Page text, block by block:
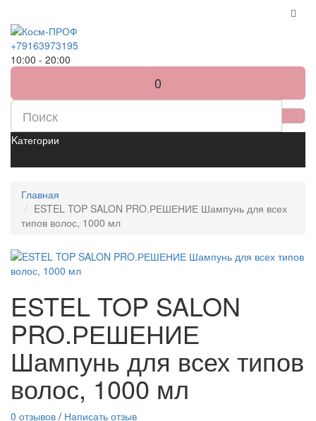
+79163973195
10:00 - 20:00
0
Kатегории
Главная
ESTEL TOP SALON PRO.РЕШЕНИЕ Шампунь для всех
типов волос, 1000 мл
ESTEL TOP SALON
PRO.РЕШЕНИЕ
Шампунь для всех типов
волос, 1000 мл
0 отзывов / Написать отзыв